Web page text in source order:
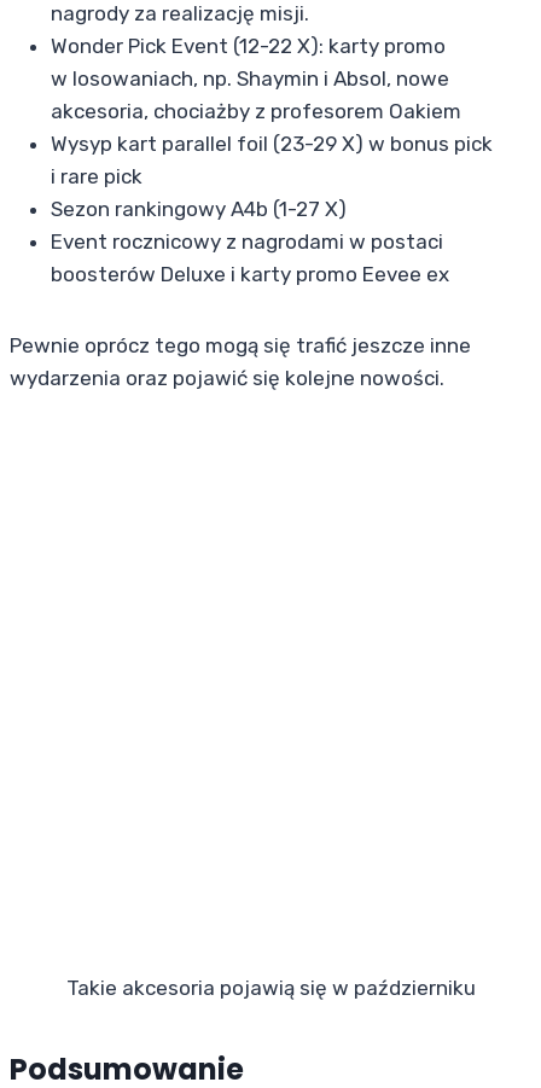
nagrody za realizację misji.
Wonder Pick Event (12-22 X): karty promo
w losowaniach, np. Shaymin i Absol, nowe
akcesoria, chociażby z profesorem Oakiem
Wysyp kart parallel foil (23-29 X) w bonus pick
i rare pick
Sezon rankingowy A4b (1-27 X)
Event rocznicowy z nagrodami w postaci
boosterów Deluxe i karty promo Eevee ex
Pewnie oprócz tego mogą się trafić jeszcze inne
wydarzenia oraz pojawić się kolejne nowości.
Takie akcesoria pojawią się w październiku
Podsumowanie